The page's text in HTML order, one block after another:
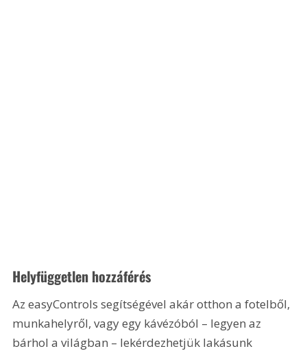
Helyfüggetlen hozzáférés
Az easyControls segítségével akár otthon a fotelből,
munkahelyről, vagy egy kávézóból – legyen az
bárhol a világban – lekérdezhetjük lakásunk